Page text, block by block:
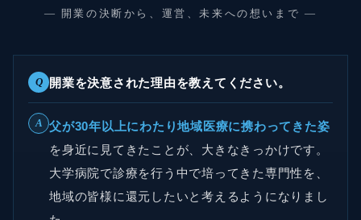
— 開業の決断から、運営、未来への想いまで —
Q 開業を決意された理由を教えてください。
A 父が30年以上にわたり地域医療に携わってきた姿
を身近に見てきたことが、大きなきっかけです。
大学病院で診療を行う中で培ってきた専門性を、
地域の皆様に還元したいと考えるようになりまし